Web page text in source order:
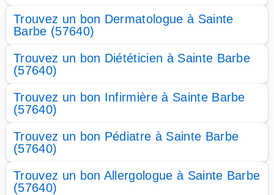
Trouvez un bon Dermatologue à Sainte
Barbe (57640)
Trouvez un bon Diététicien à Sainte Barbe
(57640)
Trouvez un bon Infirmière à Sainte Barbe
(57640)
Trouvez un bon Pédiatre à Sainte Barbe
(57640)
Trouvez un bon Allergologue à Sainte Barbe
(57640)